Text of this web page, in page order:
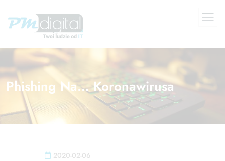
Phishing Na… Koronawirusa
2020-02-06